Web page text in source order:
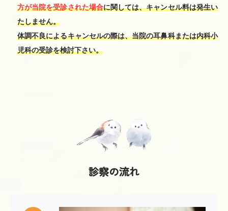
方が当院を受診された場合に関しては、キャンセル料は発生い
たしません。
体調不良によるキャンセルの際は、当院の耳鼻科または内科小
児科の受診を検討下さい。
診察の流れ